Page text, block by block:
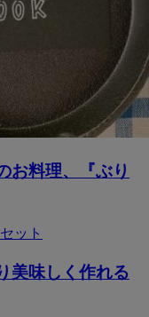
お料理、『ぶり
美味しく作れる